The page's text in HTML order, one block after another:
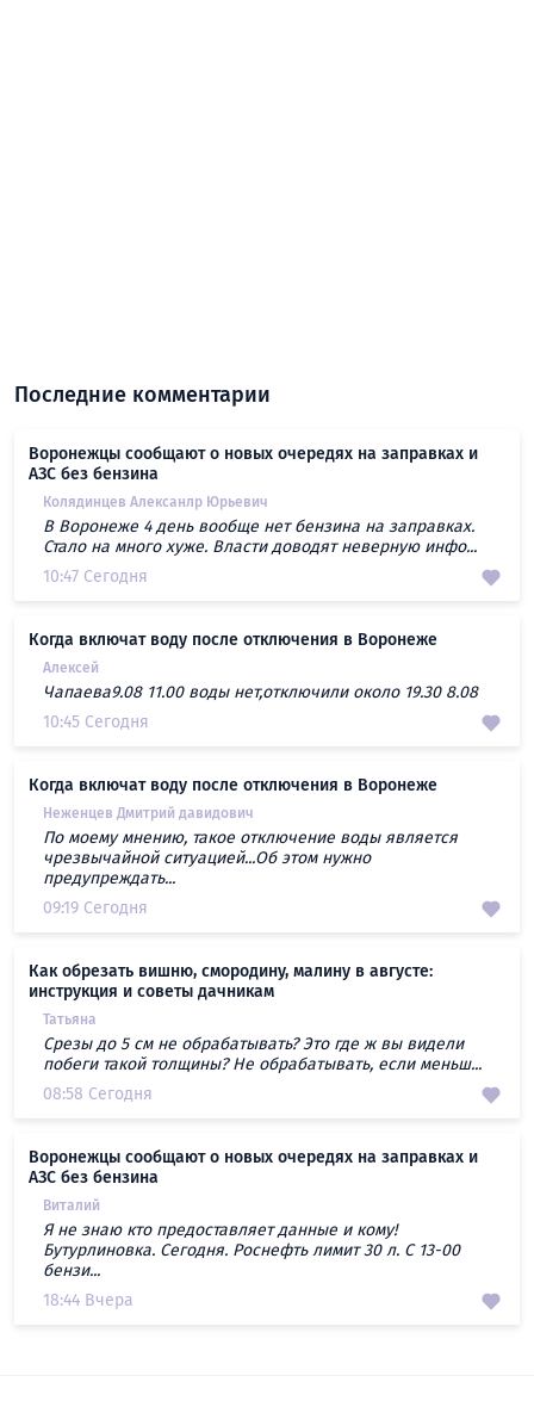
Последние комментарии
Воронежцы сообщают о новых очередях на заправках и
АЗС без бензина
Колядинцев Алексанлр Юрьевич
В Воронеже 4 день вообще нет бензина на заправках.
Стало на много хуже. Власти доводят неверную инфо...
10:47 Сегодня
Когда включат воду после отключения в Воронеже
Алексей
Чапаева9.08 11.00 воды нет,отключили около 19.30 8.08
10:45 Сегодня
Когда включат воду после отключения в Воронеже
Неженцев Дмитрий давидович
По моему мнению, такое отключение воды является
чрезвычайной ситуацией...Об этом нужно
предупреждать...
09:19 Сегодня
Как обрезать вишню, смородину, малину в августе:
инструкция и советы дачникам
Татьяна
Срезы до 5 см не обрабатывать? Это где ж вы видели
побеги такой толщины? Не обрабатывать, если меньш...
08:58 Сегодня
Воронежцы сообщают о новых очередях на заправках и
АЗС без бензина
Виталий
Я не знаю кто предоставляет данные и кому!
Бутурлиновка. Сегодня. Роснефть лимит 30 л. С 13-00
бензи...
18:44 Вчера